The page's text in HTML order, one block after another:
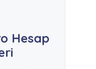
Hesap